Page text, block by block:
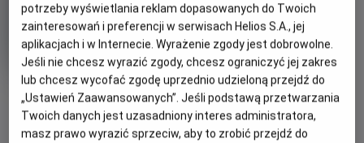
OBSERWUJ
Powrót do przyszłości II w Helios
RePlay
Oryginalny
tytuł
Back to the Future Part II Gatunek
Przygodowy /
Akcja
Minimalny
wiek
Od 13 lat
Czas
trwania
118 min
potrzeby wyświetlania reklam dopasowanych do Twoich
zainteresowań i preferencji w serwisach Helios S.A., jej
aplikacjach i w Internecie. Wyrażenie zgody jest dobrowolne.
Jeśli nie chcesz wyrazić zgody, chcesz ograniczyć jej zakres
lub chcesz wycofać zgodę uprzednio udzieloną przejdź do
„Ustawień Zaawansowanych”. Jeśli podstawą przetwarzania
Twoich danych jest uzasadniony interes administratora,
masz prawo wyrazić sprzeciw, aby to zrobić przejdź do